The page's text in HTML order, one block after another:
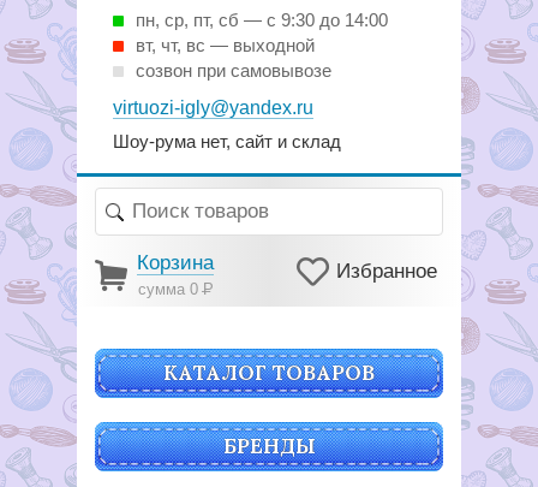
пн, ср, пт, cб — с 9:30 до 14:00
вт, чт, вс — выходной
созвон при самовывозе
virtuozi-igly@yandex.ru
Шоу-рума нет, сайт и склад
Корзина
сумма 0Р
Избранное
КАТАЛОГ ТОВАРОВ
БРЕНДЫ